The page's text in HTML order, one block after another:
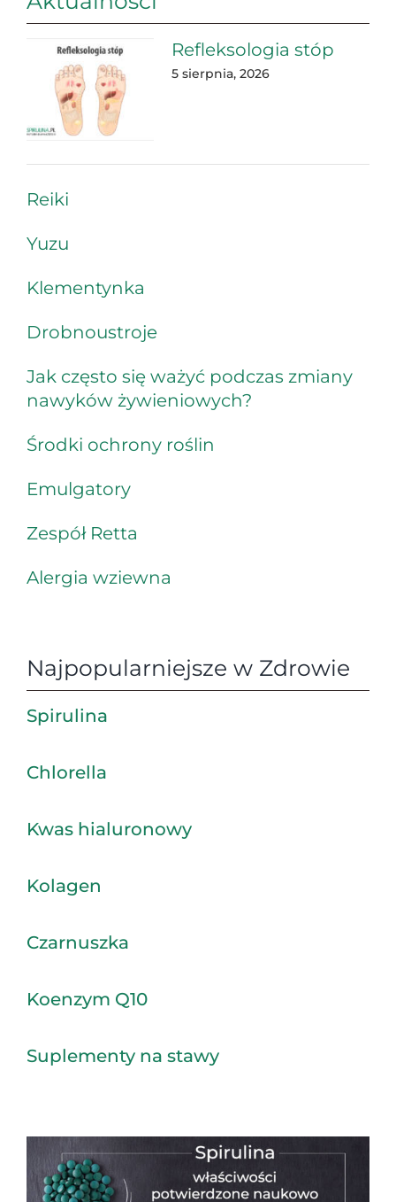
Refleksologia stóp
5 sierpnia, 2026
Reiki
Yuzu
Klementynka
Drobnoustroje
Jak często się ważyć podczas zmiany
nawyków żywieniowych?
Środki ochrony roślin
Emulgatory
Zespół Retta
Alergia wziewna
Najpopularniejsze w Zdrowie
Spirulina
Chlorella
Kwas hialuronowy
Kolagen
Czarnuszka
Koenzym Q10
Suplementy na stawy